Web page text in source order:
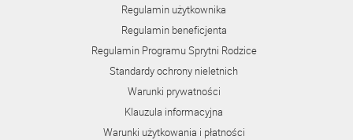
Regulamin użytkownika
Regulamin beneficjenta
Regulamin Programu Sprytni Rodzice
Standardy ochrony nieletnich
Warunki prywatności
Klauzula informacyjna
Warunki użytkowania i płatności